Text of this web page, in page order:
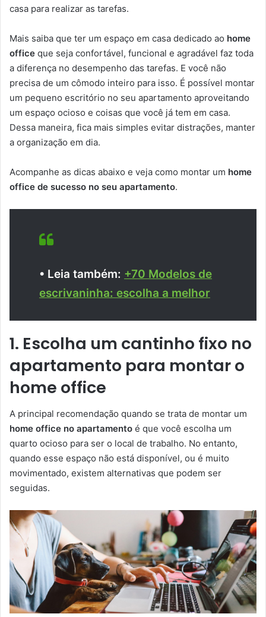
casa para realizar as tarefas.
Mais saiba que ter um espaço em casa dedicado ao home
office que seja confortável, funcional e agradável faz toda
a diferença no desempenho das tarefas. E você não
precisa de um cômodo inteiro para isso. É possível montar
um pequeno escritório no seu apartamento aproveitando
um espaço ocioso e coisas que você já tem em casa.
Dessa maneira, fica mais simples evitar distrações, manter
a organização em dia.
Acompanhe as dicas abaixo e veja como montar um home
office de sucesso no seu apartamento.
• Leia também: +70 Modelos de
escrivaninha: escolha a melhor
1. Escolha um cantinho fixo no
apartamento para montar o
home office
A principal recomendação quando se trata de montar um
home office no apartamento é que você escolha um
quarto ocioso para ser o local de trabalho. No entanto,
quando esse espaço não está disponível, ou é muito
movimentado, existem alternativas que podem ser
seguidas.